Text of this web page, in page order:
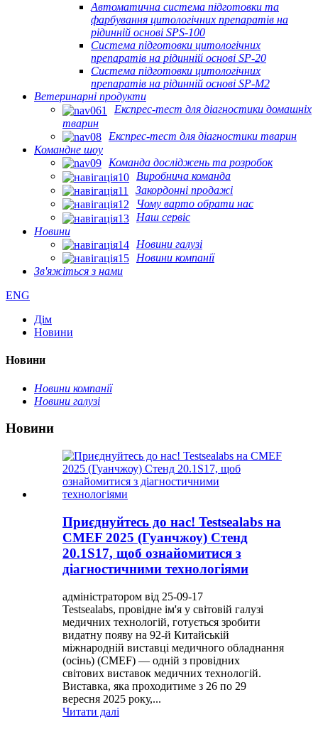
Автоматична система підготовки та
фарбування цитологічних препаратів на
рідинній основі SPS-100
Система підготовки цитологічних
препаратів на рідинній основі SP-20
Система підготовки цитологічних
препаратів на рідинній основі SP-M2
Ветеринарні продукти
Експрес-тест для діагностики домашніх
тварин
Експрес-тест для діагностики тварин
Командне шоу
Команда досліджень та розробок
Виробнича команда
Закордонні продажі
Чому варто обрати нас
Наш сервіс
Новини
Новини галузі
Новини компанії
Зв'яжіться з нами
ENG
Дім
Новини
Новини
Новини компанії
Новини галузі
Новини
Приєднуйтесь до нас! Testsealabs на
CMEF 2025 (Гуанчжоу) Стенд
20.1S17, щоб ознайомитися з
діагностичними технологіями
адміністратором від 25-09-17
Testsealabs, провідне ім'я у світовій галузі
медичних технологій, готується зробити
видатну появу на 92-й Китайській
міжнародній виставці медичного обладнання
(осінь) (CMEF) — одній з провідних
світових виставок медичних технологій.
Виставка, яка проходитиме з 26 по 29
вересня 2025 року,...
Читати далі